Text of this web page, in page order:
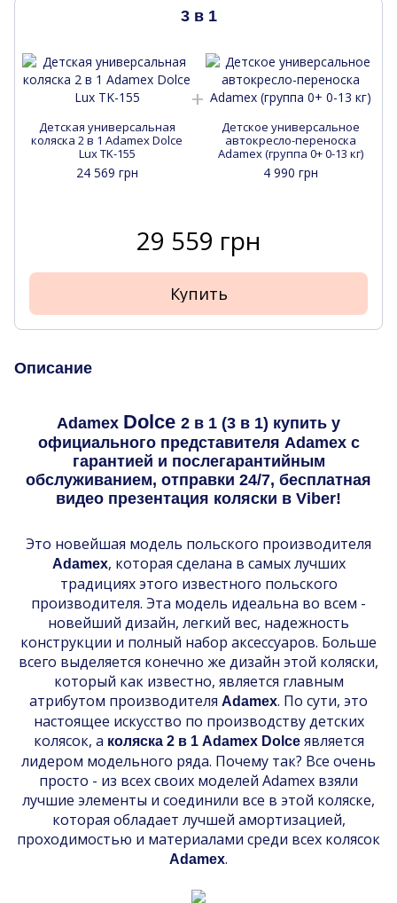
3 в 1
Детская универсальная
коляска 2 в 1 Adamex Dolce
Lux TK-155
24 569 грн
Детское универсальное
автокресло-переноска
Adamex (группа 0+ 0-13 кг)
4 990 грн
29 559 грн
Купить
Описание
Adamex Dolce 2 в 1 (3 в 1) купить у
официального представителя Adamex с
гарантией и послегарантийным
обслуживанием, отправки 24/7, бесплатная
видео презентация коляски в Viber!
Это новейшая модель польского производителя
Adamex, которая сделана в самых лучших
традициях этого известного польского
производителя. Эта модель идеальна во всем -
новейший дизайн, легкий вес, надежность
конструкции и полный набор аксессуаров. Больше
всего выделяется конечно же дизайн этой коляски,
который как известно, является главным
атрибутом производителя Adamex. По сути, это
настоящее искусство по производству детских
колясок, а коляска 2 в 1 Adamex Dolce является
лидером модельного ряда. Почему так? Все очень
просто - из всех своих моделей Adamex взяли
лучшие элементы и соединили все в этой коляске,
которая обладает лучшей амортизацией,
проходимостью и материалами среди всех колясок
Adamex.